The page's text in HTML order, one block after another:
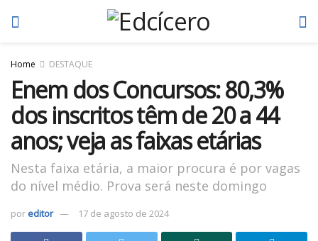
Home DESTAQUE
Enem dos Concursos: 80,3%
dos inscritos têm de 20 a 44
anos; veja as faixas etárias
Nesta faixa etária, a maior procura é por vagas
do nível médio. Prova será neste domingo
por editor 17 de agosto de 2024